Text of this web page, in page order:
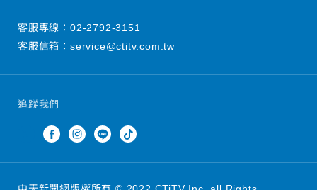
追蹤我們
客服專線： 02-2792-3151
客服信箱： service@ctitv.com.tw